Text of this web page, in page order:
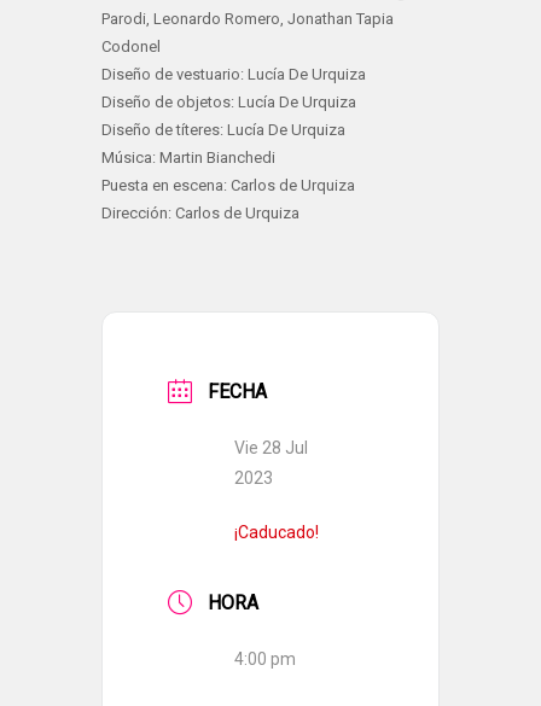
Parodi, Leonardo Romero, Jonathan Tapia
Codonel
Diseño de vestuario: Lucía De Urquiza
Diseño de objetos: Lucía De Urquiza
Diseño de títeres: Lucía De Urquiza
Música: Martin Bianchedi
Puesta en escena: Carlos de Urquiza
Dirección: Carlos de Urquiza
FECHA
Vie 28 Jul
2023
¡Caducado!
HORA
4:00 pm